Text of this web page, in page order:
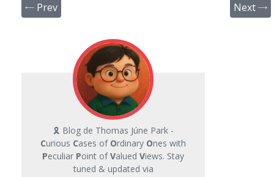
← Prev Next →
🎗 Blog de Thomas Júne Park -
Curious Cases of Ordinary Ones with
Peculiar Point ofValued Views. Stay
tuned & updated via